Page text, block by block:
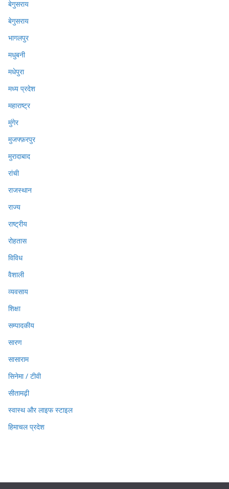
बेगुसराय
बेगुसराय
भागलपुर
मधुबनी
मधेपुरा
मध्य प्रदेश
महाराष्ट्र
मुंगेर
मुजफ्फ़रपुर
मुरादाबाद
रांची
राजस्थान
राज्य
राष्ट्रीय
रोहतास
विविध
वैशाली
व्यवसाय
शिक्षा
सम्पादकीय
सारण
सासाराम
सिनेमा / टीवी
सीतामढ़ी
स्वास्थ और लाइफ स्टाइल
हिमाचल प्रदेश